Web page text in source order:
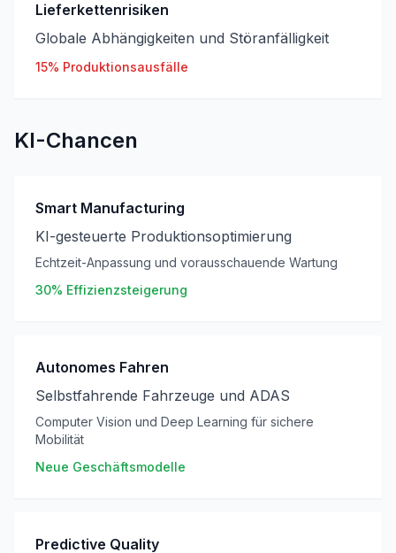
Lieferkettenrisiken
Globale Abhängigkeiten und Störanfälligkeit
15% Produktionsausfälle
KI-Chancen
Smart Manufacturing
KI-gesteuerte Produktionsoptimierung
Echtzeit-Anpassung und vorausschauende Wartung
30% Effizienzsteigerung
Autonomes Fahren
Selbstfahrende Fahrzeuge und ADAS
Computer Vision und Deep Learning für sichere
Mobilität
Neue Geschäftsmodelle
Predictive Quality